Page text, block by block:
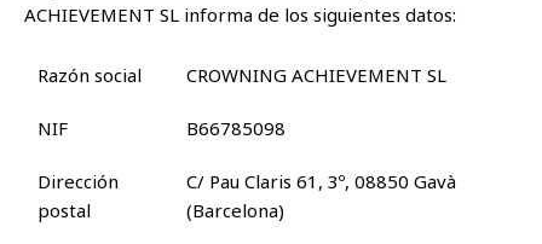
ACHIEVEMENT SL informa de los siguientes datos:
Razón social CROWNING ACHIEVEMENT SL
NIF B66785098
Dirección
postal
C/ Pau Claris 61, 3º, 08850 Gavà
(Barcelona)